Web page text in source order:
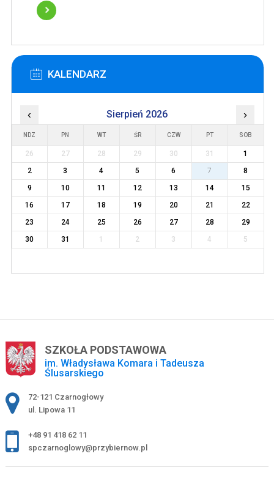
KALENDARZ
‹ Sierpień 2026 ›
NDZ PN WT ŚR CZW PT SOB
26 27 28 29 30 31
1
2
3 4 5 6 7
8
9
10 11 12 13 14
15
16
17 18 19 20 21
22
23
24 25 26 27 28
29
30
31 1 2 3 4 5
SZKOŁA PODSTAWOWA
im. Władysława Komara i Tadeusza
Ślusarskiego
Adres pocztowy:
72-121 Czarnogłowy
ul. Lipowa 11
+48 91 418 62 11
spczarnoglowy@przybiernow.pl